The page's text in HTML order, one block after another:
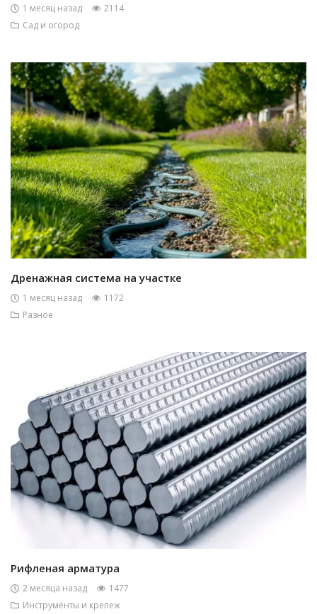
1 месяц назад
2114
Сад и огород
Дренажная система на участке
1 месяц назад
1172
Разное
Рифленая арматура
2 месяца назад
1477
Инструменты и крепеж